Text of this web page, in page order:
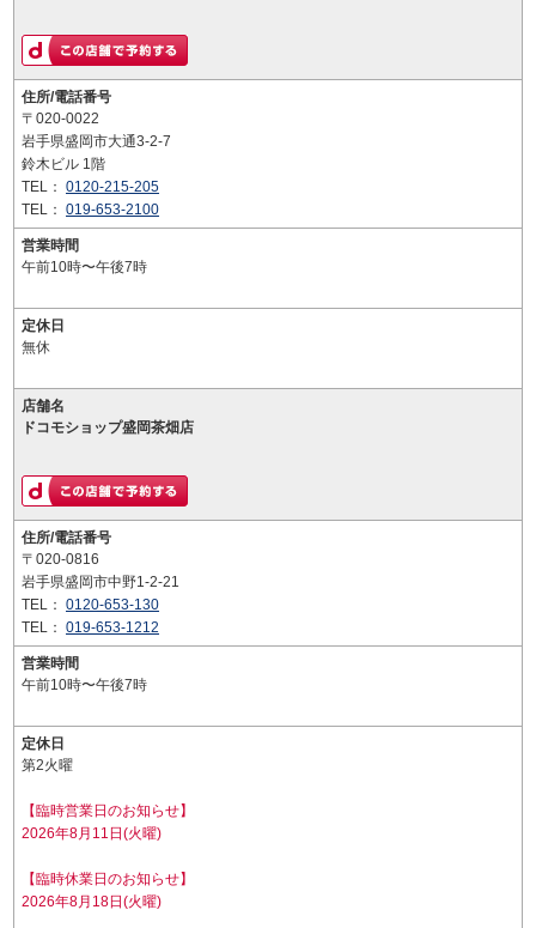
住所/電話番号
〒020-0022
岩手県盛岡市大通3-2-7
鈴木ビル 1階
TEL： 0120-215-205
TEL： 019-653-2100
営業時間
午前10時〜午後7時
定休日
無休
店舗名
ドコモショップ盛岡茶畑店
住所/電話番号
〒020-0816
岩手県盛岡市中野1-2-21
TEL： 0120-653-130
TEL： 019-653-1212
営業時間
午前10時〜午後7時
定休日
第2火曜
【臨時営業日のお知らせ】
2026年8月11日(火曜)
【臨時休業日のお知らせ】
2026年8月18日(火曜)